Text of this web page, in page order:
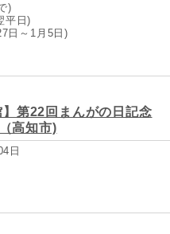
)
平日)
日～1月5日)
第22回まんがの日記念
高知市)
日